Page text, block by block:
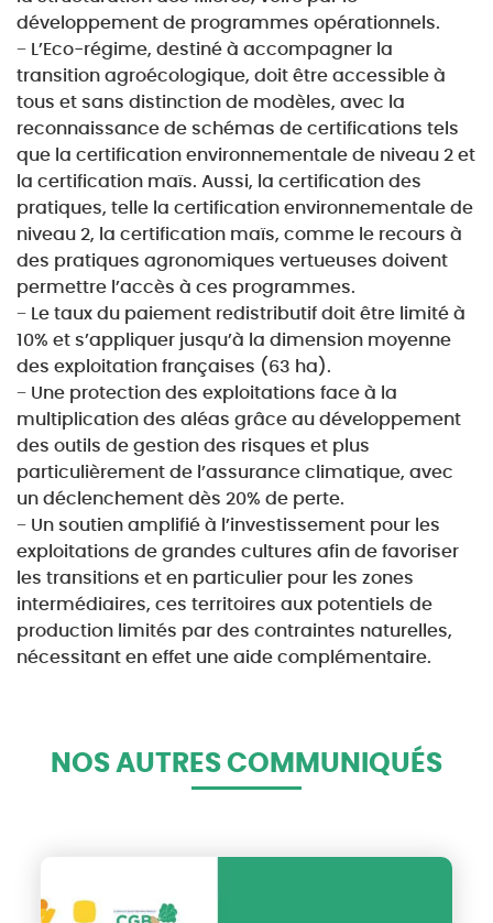
développement de programmes opérationnels.
− L’Eco-régime, destiné à accompagner la
transition agroécologique, doit être accessible à
tous et sans distinction de modèles, avec la
reconnaissance de schémas de certifications tels
que la certification environnementale de niveau 2 et
la certification maïs. Aussi, la certification des
pratiques, telle la certification environnementale de
niveau 2, la certification maïs, comme le recours à
des pratiques agronomiques vertueuses doivent
permettre l’accès à ces programmes.
− Le taux du paiement redistributif doit être limité à
10% et s’appliquer jusqu’à la dimension moyenne
des exploitation françaises (63 ha).
− Une protection des exploitations face à la
multiplication des aléas grâce au développement
des outils de gestion des risques et plus
particulièrement de l’assurance climatique, avec
un déclenchement dès 20% de perte.
− Un soutien amplifié à l’investissement pour les
exploitations de grandes cultures afin de favoriser
les transitions et en particulier pour les zones
intermédiaires, ces territoires aux potentiels de
production limités par des contraintes naturelles,
nécessitant en effet une aide complémentaire.
NOS AUTRES COMMUNIQUÉS